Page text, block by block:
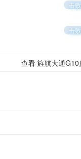
击
击
查看 旌航大通